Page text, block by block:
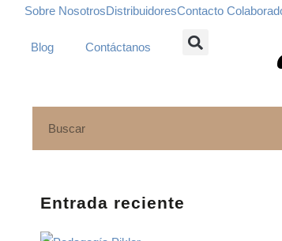
Sobre NosotrosDistribuidoresContacto
Blog Contáctanos
Entrada reciente